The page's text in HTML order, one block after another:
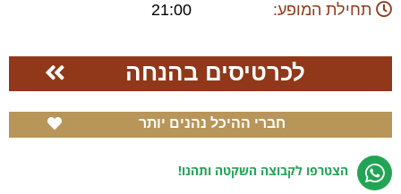
תחילת המופע: 21:00
לכרטיסים בהנחה
חברי ההיכל נהנים יותר
הצטרפו לקבוצה השקטה ותהנו!